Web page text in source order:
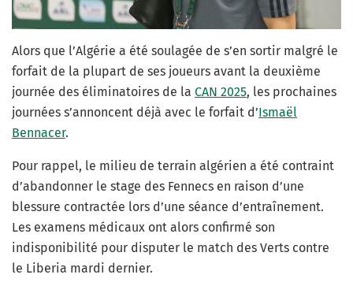
Alors que l’Algérie a été soulagée de s’en sortir malgré le
forfait de la plupart de ses joueurs avant la deuxième
journée des éliminatoires de la CAN 2025, les prochaines
journées s’annoncent déjà avec le forfait d’Ismaël
Bennacer.
Pour rappel, le milieu de terrain algérien a été contraint
d’abandonner le stage des Fennecs en raison d’une
blessure contractée lors d’une séance d’entraînement.
Les examens médicaux ont alors confirmé son
indisponibilité pour disputer le match des Verts contre
le Liberia mardi dernier.